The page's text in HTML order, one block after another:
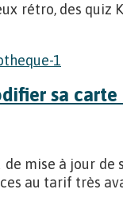
rétro, des quiz
sa
mise à jour
au tarif très